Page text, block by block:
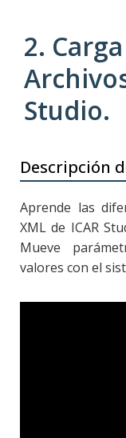
2.
Studio.
Descripción
Aprende las
XML de ICAR
Mueve
valores con el